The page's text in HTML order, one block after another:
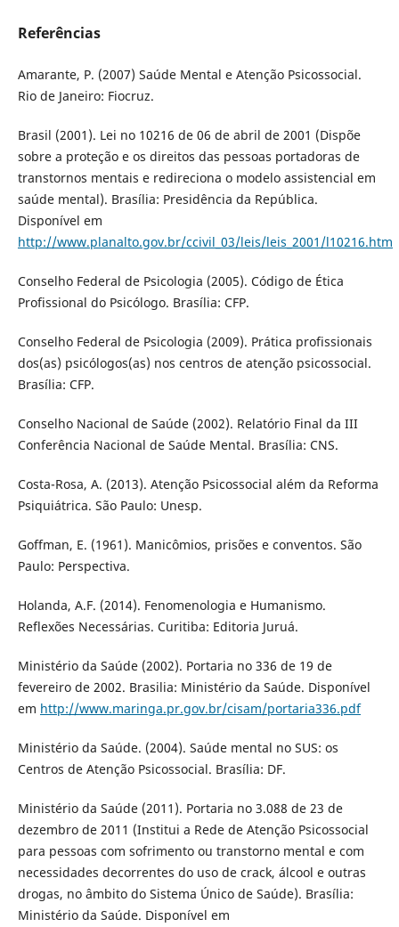
Referências
Amarante, P. (2007) Saúde Mental e Atenção Psicossocial.
Rio de Janeiro: Fiocruz.
Brasil (2001). Lei no 10216 de 06 de abril de 2001 (Dispõe
sobre a proteção e os direitos das pessoas portadoras de
transtornos mentais e redireciona o modelo assistencial em
saúde mental). Brasília: Presidência da República.
Disponível em
http://www.planalto.gov.br/ccivil_03/leis/leis_2001/l10216.htm
Conselho Federal de Psicologia (2005). Código de Ética
Profissional do Psicólogo. Brasília: CFP.
Conselho Federal de Psicologia (2009). Prática profissionais
dos(as) psicólogos(as) nos centros de atenção psicossocial.
Brasília: CFP.
Conselho Nacional de Saúde (2002). Relatório Final da III
Conferência Nacional de Saúde Mental. Brasília: CNS.
Costa-Rosa, A. (2013). Atenção Psicossocial além da Reforma
Psiquiátrica. São Paulo: Unesp.
Goffman, E. (1961). Manicômios, prisões e conventos. São
Paulo: Perspectiva.
Holanda, A.F. (2014). Fenomenologia e Humanismo.
Reflexões Necessárias. Curitiba: Editoria Juruá.
Ministério da Saúde (2002). Portaria no 336 de 19 de
fevereiro de 2002. Brasilia: Ministério da Saúde. Disponível
em http://www.maringa.pr.gov.br/cisam/portaria336.pdf
Ministério da Saúde. (2004). Saúde mental no SUS: os
Centros de Atenção Psicossocial. Brasília: DF.
Ministério da Saúde (2011). Portaria no 3.088 de 23 de
dezembro de 2011 (Institui a Rede de Atenção Psicossocial
para pessoas com sofrimento ou transtorno mental e com
necessidades decorrentes do uso de crack, álcool e outras
drogas, no âmbito do Sistema Único de Saúde). Brasília:
Ministério da Saúde. Disponível em